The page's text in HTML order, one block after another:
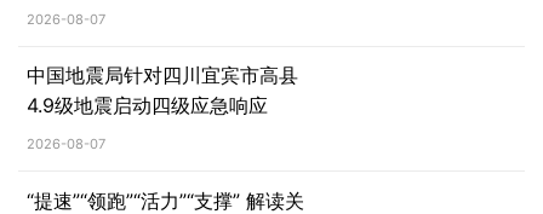
2026-08-07
中国地震局针对四川宜宾市高县
4.9级地震启动四级应急响应
2026-08-07
“提速”“领跑”“活力”“支撑” 解读关